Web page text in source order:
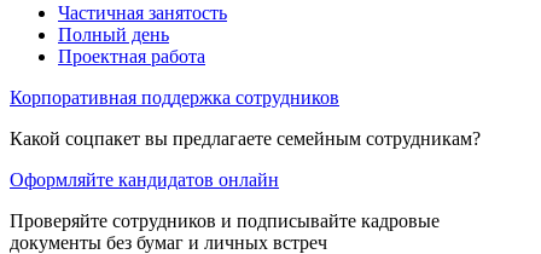
Частичная занятость
Полный день
Проектная работа
Корпоративная поддержка сотрудников
Какой соцпакет вы предлагаете семейным сотрудникам?
Оформляйте кандидатов онлайн
Проверяйте сотрудников и подписывайте кадровые
документы без бумаг и личных встреч